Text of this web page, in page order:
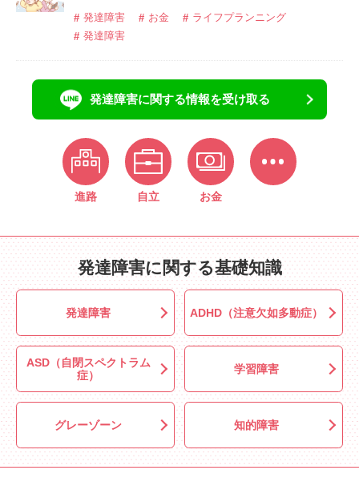
発達障害 お金
ライフプランニング
発達障害
発達障害に関する情報を受け取る
進路 自立 お金
発達障害に関する基礎知識
発達障害 ADHD（注意欠如多動症）
ASD（自閉スペクトラム
症）
学習障害
グレーゾーン 知的障害